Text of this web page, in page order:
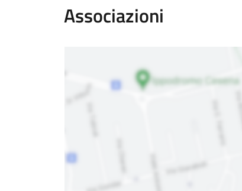
Associazioni